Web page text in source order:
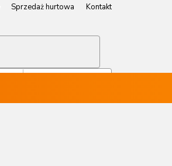
Sprzedaż hurtowa
Kontakt